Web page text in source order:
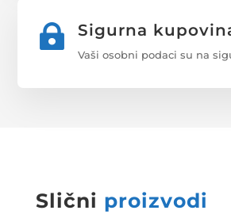
 Sigurna
Vaši osobni podaci su na
Slični proizvodi